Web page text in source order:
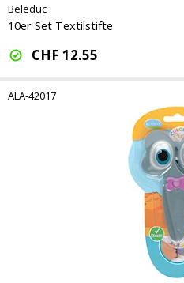
Beleduc
10er Set Textilstifte
CHF 12.55
ALA-42017